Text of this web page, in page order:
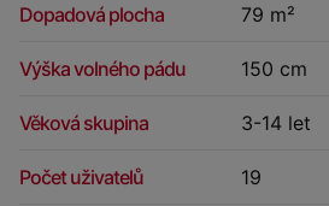
Dopadová plocha 79 m²
Výška volného pádu 150 cm
Věková skupina 3-14 let
Počet uživatelů 19